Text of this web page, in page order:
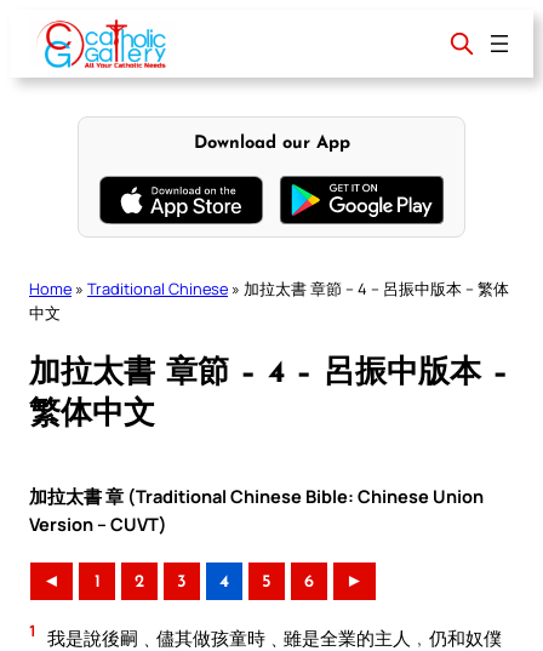
content
Download our App
Home » Traditional Chinese » 加拉太書 章節 – 4 – 呂振中版本 – 繁体
中文
加拉太書 章節 – 4 – 呂振中版本 –
繁体中文
加拉太書 章 (Traditional Chinese Bible: Chinese Union
Version – CUVT)
◄ 1 2 3 4 5 6 ►
1
我是說後嗣﹑儘其做孩童時﹑雖是全業的主人﹐仍和奴僕